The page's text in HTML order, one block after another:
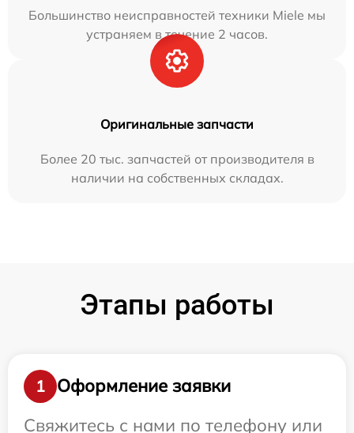
Большинство неисправностей техники Miele мы
устраняем в течение 2 часов.
Оригинальные запчасти
Более 20 тыс. запчастей от производителя в
наличии на собственных складах.
Этапы работы
1
Оформление заявки
Свяжитесь с нами по телефону или